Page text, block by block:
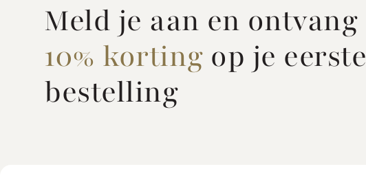
Meld je aan en ontvang
10% korting op je eerste
bestelling